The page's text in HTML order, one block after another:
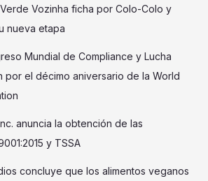
Vozinha ficha por Colo-Colo y
nueva etapa
Mundial de Compliance y Lucha
por el décimo aniversario de la World
anuncia la obtención de las
y TSSA
concluye que los alimentos veganos